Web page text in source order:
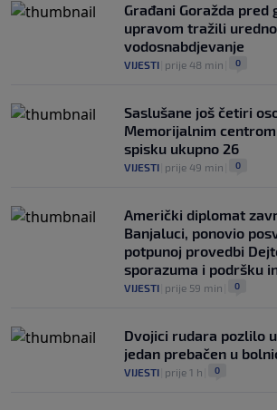
Građani Goražda pred
upravom tražili uredno
vodosnabdjevanje
VIJESTI prije 48 min 0
Saslušane još četiri
Memorijalnim
spisku ukupno 26
VIJESTI prije 49 min 0
Američki diplomat
Banjaluci, ponovio
potpunoj provedbi
sporazuma i podršku
VIJESTI prije 59 min 0
Dvojici rudara pozlilo
jedan prebačen u
VIJESTI prije 1 h 0